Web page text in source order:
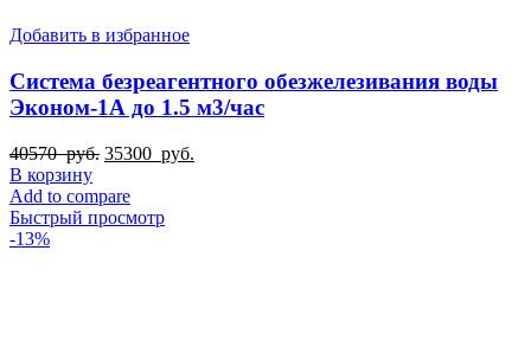
Добавить в избранное
Система безреагентного обезжелезивания воды
Эконом-1А до 1.5 м3/час
40570руб. Первоначальная
составляла
40570
35300 руб.
В корзину
Add to compare
Быстрый просмотр
-13%